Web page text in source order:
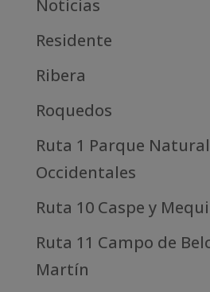
Noticias
Residente
Ribera
Roquedos
Ruta 1 Parque
Occidentales
Ruta 10 Caspe y
Ruta 11 Campo de
Martín